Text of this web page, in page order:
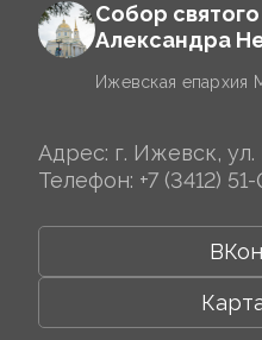
Собор
Александра
Ижевская епархия
Адрес: г. Ижевск,
Телефон: +7 (3412)